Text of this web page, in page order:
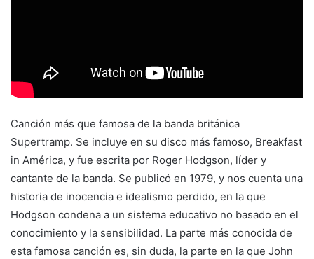
Canción más que famosa de la banda británica
Supertramp. Se incluye en su disco más famoso, Breakfast
in América, y fue escrita por Roger Hodgson, líder y
cantante de la banda. Se publicó en 1979, y nos cuenta una
historia de inocencia e idealismo perdido, en la que
Hodgson condena a un sistema educativo no basado en el
conocimiento y la sensibilidad. La parte más conocida de
esta famosa canción es, sin duda, la parte en la que John